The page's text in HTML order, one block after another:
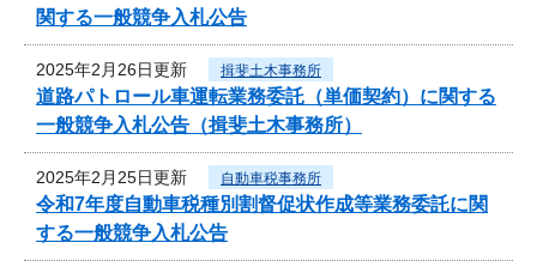
関する一般競争入札公告
2025年2月26日更新 揖斐土木事務所
道路パトロール車運転業務委託（単価契約）に関する
一般競争入札公告（揖斐土木事務所）
2025年2月25日更新 自動車税事務所
令和7年度自動車税種別割督促状作成等業務委託に関
する一般競争入札公告